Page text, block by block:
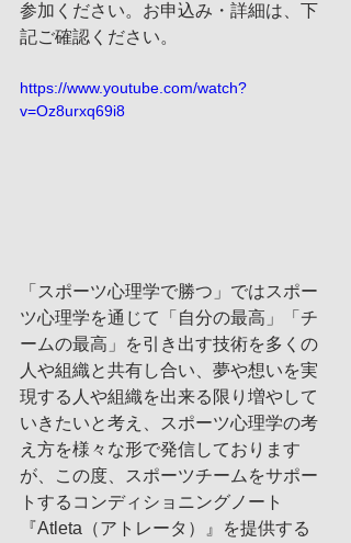
参加ください。お申込み・詳細は、下
記ご確認ください。
https://www.youtube.com/watch?
v=Oz8urxq69i8
「スポーツ心理学で勝つ」ではスポー
ツ心理学を通じて「自分の最高」「チ
ームの最高」を引き出す技術を多くの
人や組織と共有し合い、夢や想いを実
現する人や組織を出来る限り増やして
いきたいと考え、スポーツ心理学の考
え方を様々な形で発信しております
が、この度、スポーツチームをサポー
トするコンディショニングノート
『Atleta（アトレータ）』を提供する